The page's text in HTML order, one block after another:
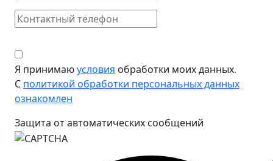
Я принимаюусловия обработки моих данных.
С политикой обработки персональных данных
ознакомлен
Защита от автоматических сообщений